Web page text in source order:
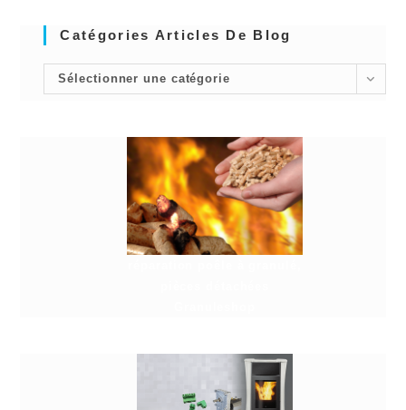
Catégories Articles De Blog
Sélectionner une catégorie